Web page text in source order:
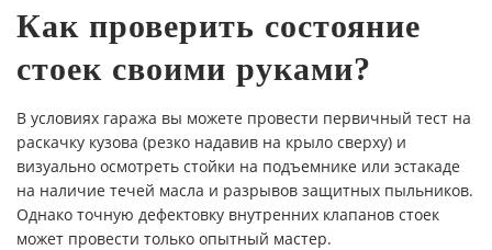
Как проверить состояние
стоек своими руками?
В условиях гаража вы можете провести первичный тест на
раскачку кузова (резко надавив на крыло сверху) и
визуально осмотреть стойки на подъемнике или эстакаде
на наличие течей масла и разрывов защитных пыльников.
Однако точную дефектовку внутренних клапанов стоек
может провести только опытный мастер.